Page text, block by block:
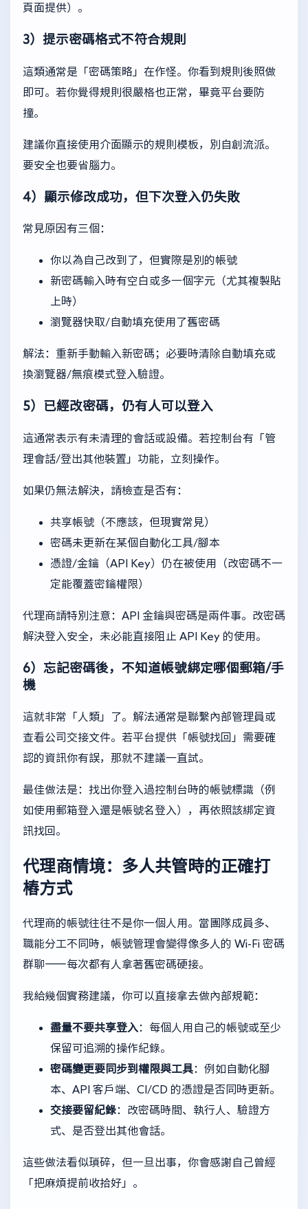
頁面提供）。
3）提示密碼格式不符合規則
這類通常是「密碼策略」在作怪。你看到規則後照做
即可。若你覺得規則很嚴格也正常，畢竟平台要防
撞。
建議你直接使用介面顯示的規則模板，別自創流派。
要安全也要省腦力。
4）顯示修改成功，但下次登入仍失敗
常見原因有三個：
你以為自己改到了，但實際是別的帳號
新密碼輸入時有空白或多一個字元（尤其複製貼
上時）
瀏覽器快取/自動填充使用了舊密碼
解法：重新手動輸入新密碼；必要時清除自動填充或
換瀏覽器/無痕模式登入驗證。
5）已經改密碼，仍有人可以登入
這通常表示有未清理的會話或設備。若控制台有「管
理會話/登出其他裝置」功能，立刻操作。
如果仍無法解決，請檢查是否有：
共享帳號（不應該，但現實常見）
密碼未更新在某個自動化工具/腳本
憑證/金鑰（API Key）仍在被使用（改密碼不一
定能覆蓋密鑰權限）
代理商請特別注意：API 金鑰與密碼是兩件事。改密碼
解決登入安全，未必能直接阻止 API Key 的使用。
6）忘記密碼後，不知道帳號綁定哪個郵箱/手
機
這就非常「人類」了。解法通常是聯繫內部管理員或
查看公司交接文件。若平台提供「帳號找回」需要確
認的資訊你有誤，那就不建議一直試。
最佳做法是：找出你登入過控制台時的帳號標識（例
如使用郵箱登入還是帳號名登入），再依照該綁定資
訊找回。
代理商情境：多人共管時的正確打
樁方式
代理商的帳號往往不是你一個人用。當團隊成員多、
職能分工不同時，帳號管理會變得像多人的 Wi-Fi 密碼
群聊——每次都有人拿著舊密碼硬接。
我給幾個實務建議，你可以直接拿去做內部規範：
盡量不要共享登入 ：每個人用自己的帳號或至少
保留可追溯的操作紀錄。
密碼變更要同步到權限與工具：例如自動化腳
本、API 客戶端、CI/CD 的憑證是否同時更新。
交接要留紀錄：改密碼時間、執行人、驗證方
式、是否登出其他會話。
這些做法看似瑣碎，但一旦出事，你會感謝自己曾經
「把麻煩提前收拾好」。